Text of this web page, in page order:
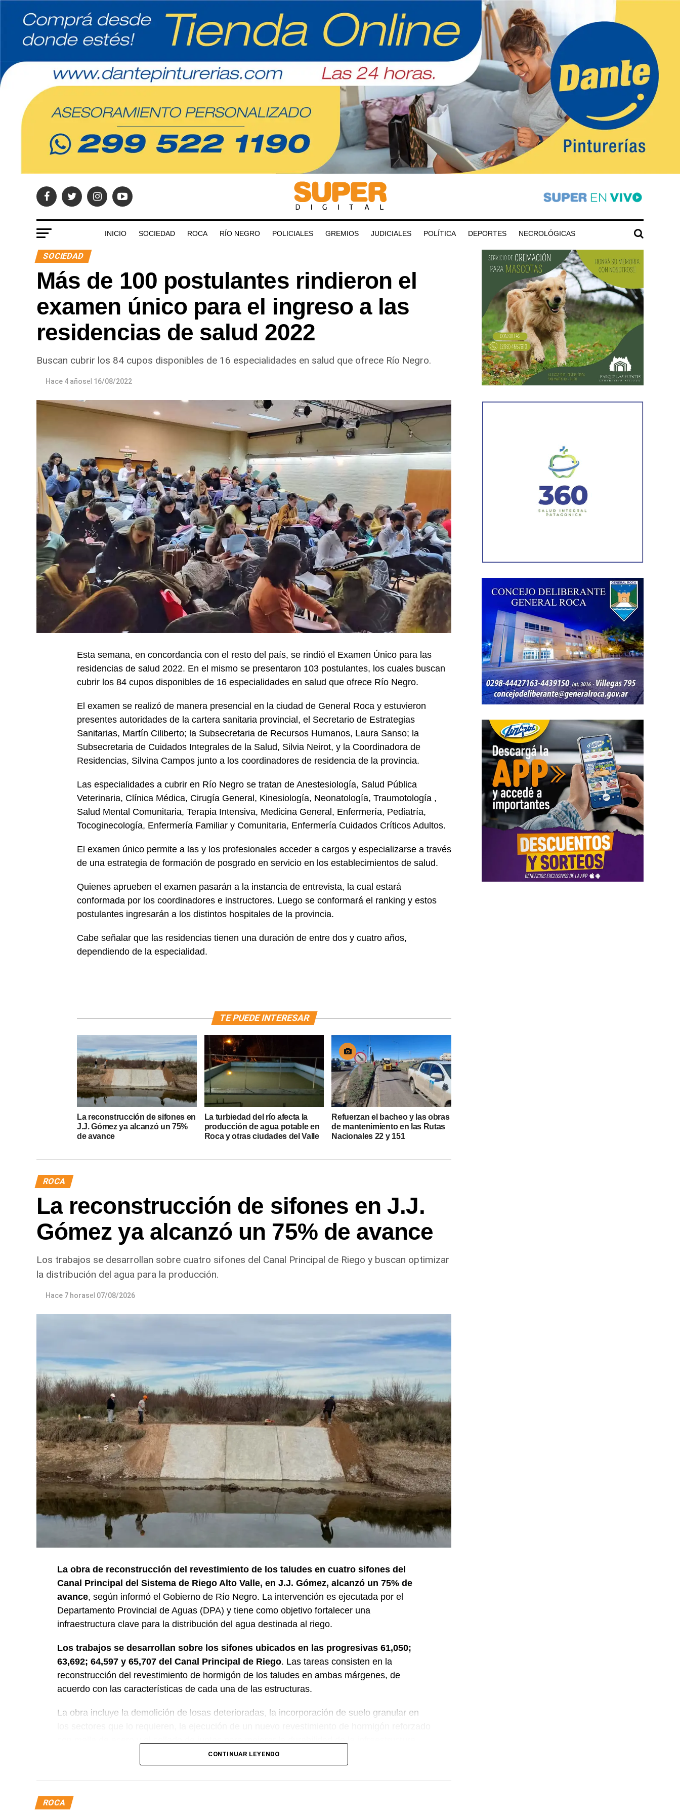
INICIO SOCIEDAD ROCA RÍO NEGRO POLICIALES GREMIOS JUDICIALES POLÍTICA DEPORTES NECROLÓGICAS
SOCIEDAD
Más de 100 postulantes rindieron el
examen único para el ingreso a las
residencias de salud 2022
Buscan cubrir los 84 cupos disponibles de 16 especialidades en salud que ofrece Río Negro.
Hace 4 añosel 16/08/2022
Esta semana, en concordancia con el resto del país, se rindió el Examen Único para las
residencias de salud 2022. En el mismo se presentaron 103 postulantes, los cuales buscan
cubrir los 84 cupos disponibles de 16 especialidades en salud que ofrece Río Negro.
El examen se realizó de manera presencial en la ciudad de General Roca y estuvieron
presentes autoridades de la cartera sanitaria provincial, el Secretario de Estrategias
Sanitarias, Martín Ciliberto; la Subsecretaria de Recursos Humanos, Laura Sanso; la
Subsecretaria de Cuidados Integrales de la Salud, Silvia Neirot, y la Coordinadora de
Residencias, Silvina Campos junto a los coordinadores de residencia de la provincia.
Las especialidades a cubrir en Río Negro se tratan de Anestesiología, Salud Pública
Veterinaria, Clínica Médica, Cirugía General, Kinesiología, Neonatología, Traumotología ,
Salud Mental Comunitaria, Terapia Intensiva, Medicina General, Enfermería, Pediatría,
Tocoginecología, Enfermería Familiar y Comunitaria, Enfermería Cuidados Críticos Adultos.
El examen único permite a las y los profesionales acceder a cargos y especializarse a través
de una estrategia de formación de posgrado en servicio en los establecimientos de salud.
Quienes aprueben el examen pasarán a la instancia de entrevista, la cual estará
conformada por los coordinadores e instructores. Luego se conformará el ranking y estos
postulantes ingresarán a los distintos hospitales de la provincia.
Cabe señalar que las residencias tienen una duración de entre dos y cuatro años,
dependiendo de la especialidad.
TE PUEDE INTERESAR
La reconstrucción de sifones en
J.J. Gómez ya alcanzó un 75%
de avance
La turbiedad del río afecta la
producción de agua potable en
Roca y otras ciudades del Valle
Refuerzan el bacheo y las obras
de mantenimiento en las Rutas
Nacionales 22 y 151
ROCA
La reconstrucción de sifones en J.J.
Gómez ya alcanzó un 75% de avance
Los trabajos se desarrollan sobre cuatro sifones del Canal Principal de Riego y buscan optimizar
la distribución del agua para la producción.
Hace 7 horasel 07/08/2026
La obra de reconstrucción del revestimiento de los taludes en cuatro sifones del
Canal Principal del Sistema de Riego Alto Valle, en J.J. Gómez, alcanzó un 75% de
avance, según informó el Gobierno de Río Negro. La intervención es ejecutada por el
Departamento Provincial de Aguas (DPA) y tiene como objetivo fortalecer una
infraestructura clave para la distribución del agua destinada al riego.
Los trabajos se desarrollan sobre los sifones ubicados en las progresivas 61,050;
63,692; 64,597 y 65,707 del Canal Principal de Riego. Las tareas consisten en la
reconstrucción del revestimiento de hormigón de los taludes en ambas márgenes, de
acuerdo con las características de cada una de las estructuras.
La obra incluye la demolición de losas deterioradas, la incorporación de suelo granular en
Desde el DPA destacaron que esta intervención forma parte del plan de mantenimiento y
eficiente y seguro para los productores del Alto Valle.
CONTINUAR LEYENDO
ROCA